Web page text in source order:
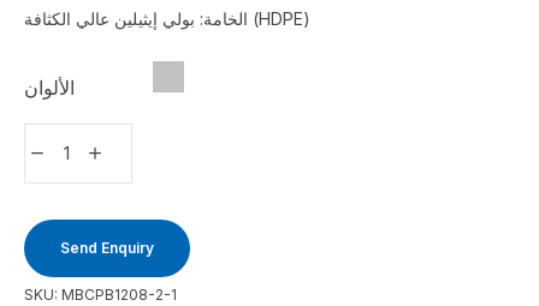
الخامة: بولي إيثيلين عالي الكثافة (HDPE)
الألوان
Send Enquiry
SKU: MBCPB1208-2-1